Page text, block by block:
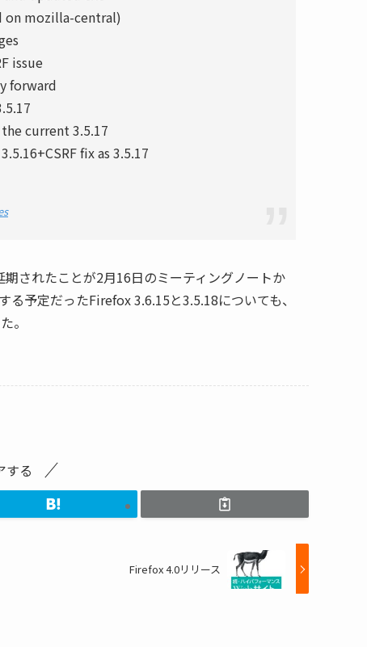
on mozilla-central)
issue
forward
the current 3.5.17
fix as 3.5.17
されたことが2月16日のミーティングノートか
予定だったFirefox 3.6.15と3.5.18についても、
。
する
Firefox 4.0リリース